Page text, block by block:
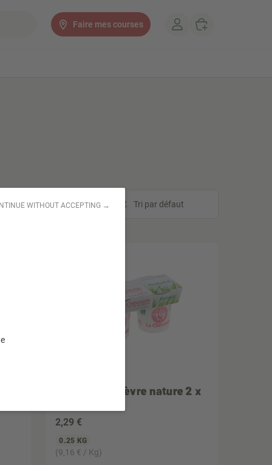
WITHOUT ACCEPTING →
Faire mes courses
Tri par défaut
Yaourt de Chèvre nature 2 x
2,29 €
0.25 KG
(9,16 € / Kg)